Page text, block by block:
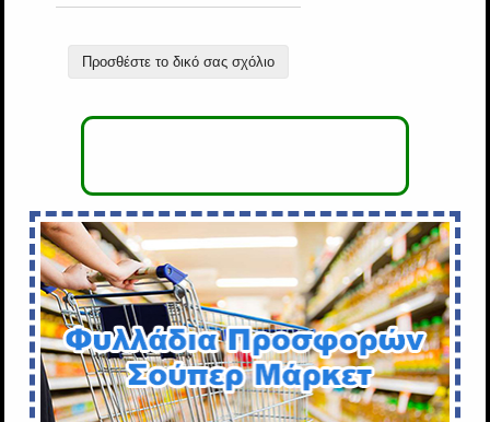
Προσθέστε το δικό σας σχόλιο